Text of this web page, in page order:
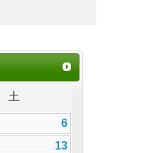
土
6
13